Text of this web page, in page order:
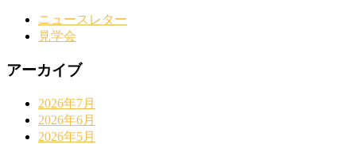
ニュースレター
見学会
アーカイブ
2026年7月
2026年6月
2026年5月